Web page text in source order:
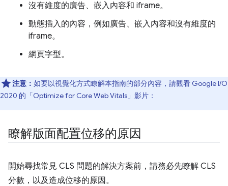
沒有維度的廣告、嵌入內容和 iframe。
動態插入的內容，例如廣告、嵌入內容和沒有維度的
iframe。
網頁字型。
注意： 如要以視覺化方式瞭解本指南的部分內容，請觀看 Google I/O
2020 的「Optimize for Core Web Vitals」影片：
瞭解版面配置位移的原因
開始尋找常見 CLS 問題的解決方案前，請務必先瞭解 CLS
分數，以及造成位移的原因。